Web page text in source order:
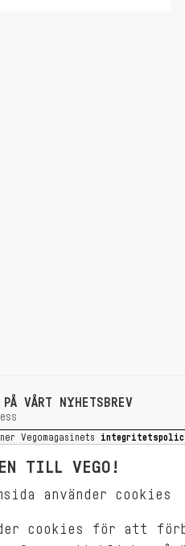
VÅRT NYHETSBREV
Vegomagasinets
TILL VEGO!
använder cookies
cookies för att